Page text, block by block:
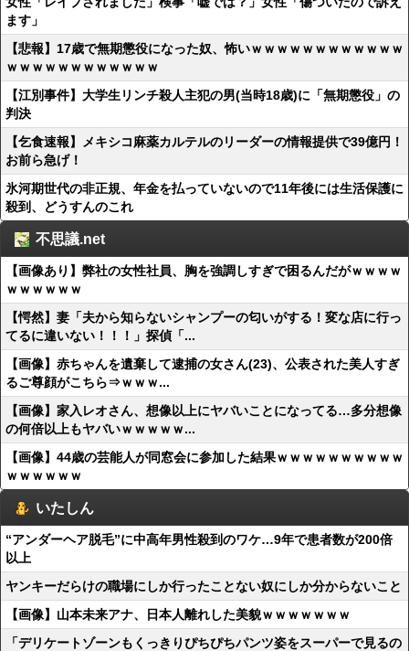
ます」
【悲報】17歳で無期懲役になった奴、怖いｗｗｗｗｗｗｗｗｗｗｗｗ
ｗｗｗｗｗｗｗｗｗｗｗｗ
【江別事件】大学生リンチ殺人主犯の男(当時18歳)に「無期懲役」の
判決
【乞食速報】メキシコ麻薬カルテルのリーダーの情報提供で39億円！
お前ら急げ！
氷河期世代の非正規、年金を払っていないので11年後には生活保護に
殺到、どうすんのこれ
不思議.net
【画像あり】弊社の女性社員、胸を強調しすぎで困るんだがｗｗｗｗ
ｗｗｗｗｗｗ
【愕然】妻「夫から知らないシャンプーの匂いがする！変な店に行っ
てるに違いない！！！」探偵「...
【画像】赤ちゃんを遺棄して逮捕の女さん(23)、公表された美人すぎ
るご尊顔がこちら⇒ｗｗｗ...
【画像】家入レオさん、想像以上にヤバいことになってる…多分想像
の何倍以上もヤバいｗｗｗｗｗ...
【画像】44歳の芸能人が同窓会に参加した結果ｗｗｗｗｗｗｗｗｗｗ
ｗｗｗｗｗｗ
いたしん
“アンダーヘア脱毛”に中高年男性殺到のワケ…9年で患者数が200倍
以上
ヤンキーだらけの職場にしか行ったことない奴にしか分からないこと
【画像】山本未来アナ、日本人離れした美貌ｗｗｗｗｗｗｗ
「デリケートゾーンもくっきりぴちぴちパンツ姿をスーパーで見るの